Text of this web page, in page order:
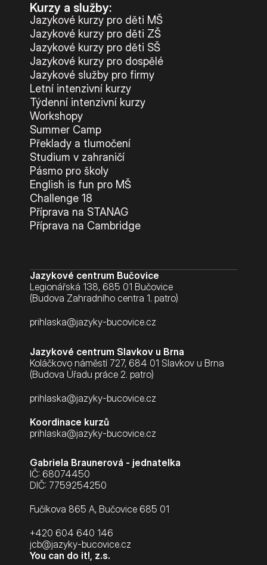
Pro studující
Rozvrh kurzů
Kalendář
Přihláška
Pravidla výuky
Ceník a nabídka kurzů
Kurzy a služby:
Jazykové kurzy pro děti MŠ
Jazykové kurzy pro děti ZŠ
Jazykové kurzy pro děti SŠ
Jazykové kurzy pro dospělé
Jazykové služby pro firmy
Letní intenzivní kurzy
Týdenní intenzivní kurzy
Workshopy
Summer Camp
Překlady a tlumočení
Studium v zahraničí
Pásmo pro školy
English is fun pro MŠ
Challenge 18
Příprava na STANAG
Příprava na Cambridge
Jazykové centrum Bučovice
Legionářská 138, 685 01 Bučovice
(Budova Zahradního centra 1. patro)
prihlaska@jazyky-bucovice.cz
Jazykové centrum Slavkov u Brna
Koláčkovo náměstí 727, 684 01 Slavkov u Brna
(Budova Úřadu práce 2. patro)
prihlaska@jazyky-bucovice.cz
Koordinace kurzů
prihlaska@jazyky-bucovice.cz
Gabriela Braunerová - jednatelka
IČ: 68074450
DIČ: 7759254250
Fučíkova 865 A, Bučovice 685 01
+420 604 640 146
jcb@jazyky-bucovice.cz
You can do it!, z.s.